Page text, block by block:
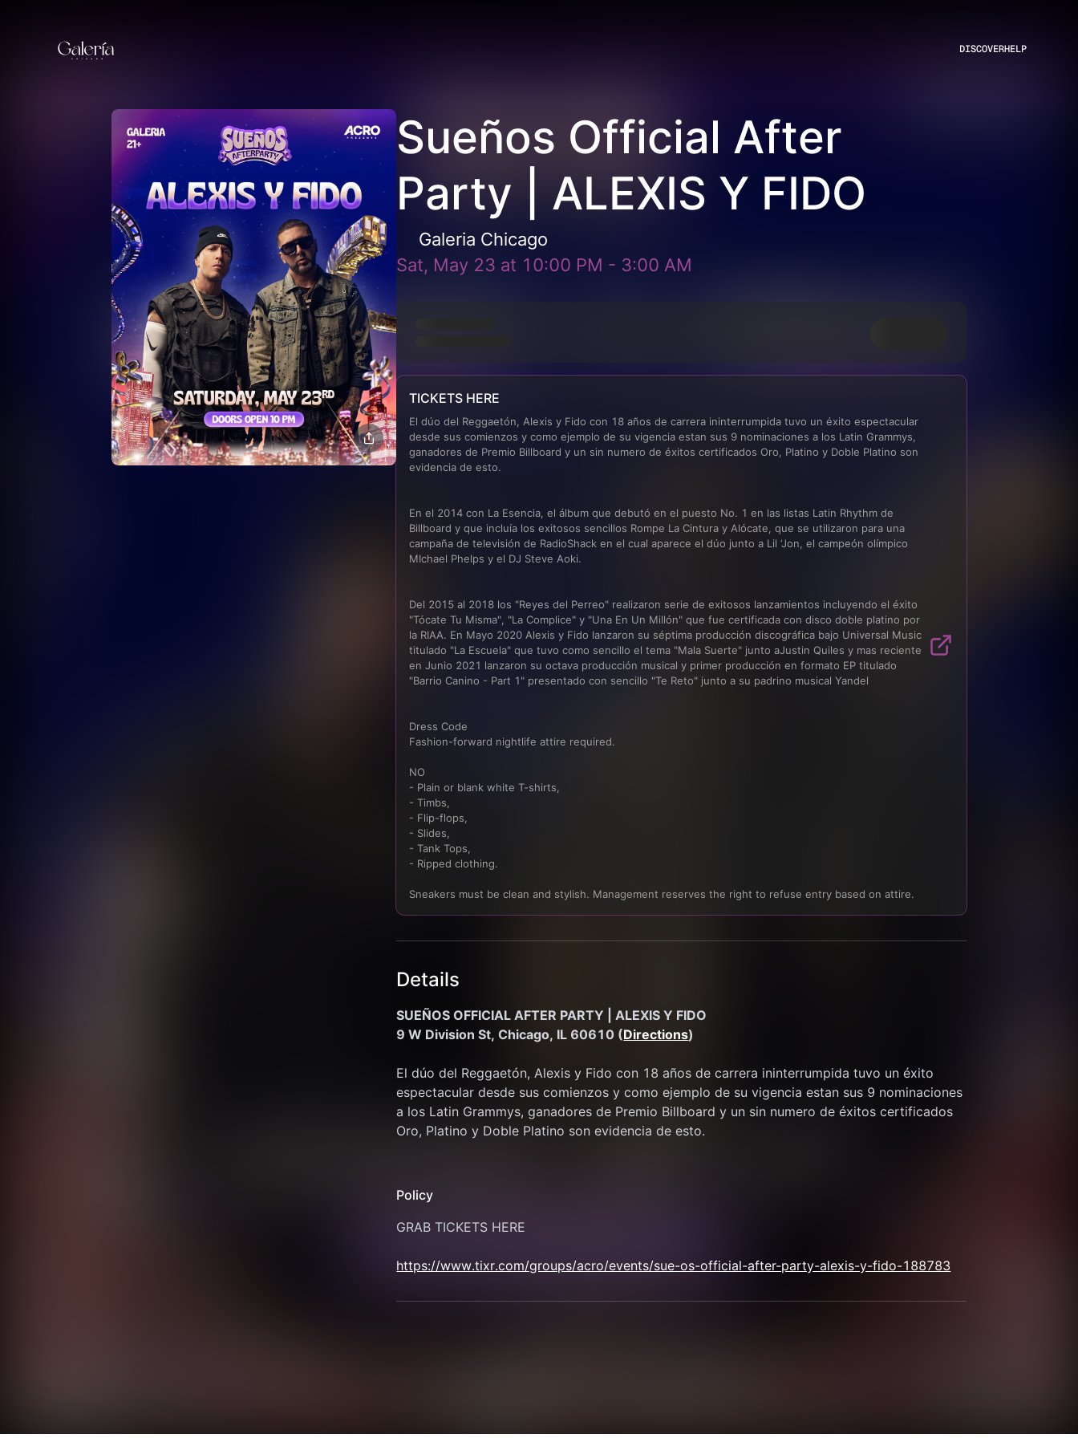
DISCOVERHELP
Sueños Official After
Party | ALEXIS Y FIDO
Galeria Chicago
Sat, May 23 at 10:00 PM - 3:00 AM
TICKETS HERE
El dúo del Reggaetón, Alexis y Fido con 18 años de carrera ininterrumpida tuvo un éxito espectacular
desde sus comienzos y como ejemplo de su vigencia estan sus 9 nominaciones a los Latin Grammys,
ganadores de Premio Billboard y un sin numero de éxitos certificados Oro, Platino y Doble Platino son
evidencia de esto.
En el 2014 con La Esencia, el álbum que debutó en el puesto No. 1 en las listas Latin Rhythm de
Billboard y que incluía los exitosos sencillos Rompe La Cintura y Alócate, que se utilizaron para una
campaña de televisión de RadioShack en el cual aparece el dúo junto a Lil ‘Jon, el campeón olímpico
MIchael Phelps y el DJ Steve Aoki.
Del 2015 al 2018 los "Reyes del Perreo" realizaron serie de exitosos lanzamientos incluyendo el éxito
"Tócate Tu Misma", "La Complice" y "Una En Un Millón" que fue certificada con disco doble platino por
la RIAA. En Mayo 2020 Alexis y Fido lanzaron su séptima producción discográfica bajo Universal Music
titulado "La Escuela" ​que tuvo como sencillo el tema "Mala Suerte" junto a​Justin Quiles y mas reciente
en Junio 2021 lanzaron su octava producción musical y primer producción en formato EP titulado
"Barrio Canino - Part 1" presentado con sencillo "Te Reto" junto a su padrino musical Yandel
Dress Code
Fashion-forward nightlife attire required.
NO
- Plain or blank white T-shirts,
- Timbs,
- Flip-flops,
- Slides,
- Tank Tops,
- Ripped clothing.
Sneakers must be clean and stylish. Management reserves the right to refuse entry based on attire.
Details
SUEÑOS OFFICIAL AFTER PARTY | ALEXIS Y FIDO
9 W Division St, Chicago, IL 60610 (Directions)
El dúo del Reggaetón, Alexis y Fido con 18 años de carrera ininterrumpida tuvo un éxito
espectacular desde sus comienzos y como ejemplo de su vigencia estan sus 9 nominaciones
a los Latin Grammys, ganadores de Premio Billboard y un sin numero de éxitos certificados
Oro, Platino y Doble Platino son evidencia de esto.
Policy
GRAB TICKETS HERE
https://www.tixr.com/groups/acro/events/sue-os-official-after-party-alexis-y-fido-188783